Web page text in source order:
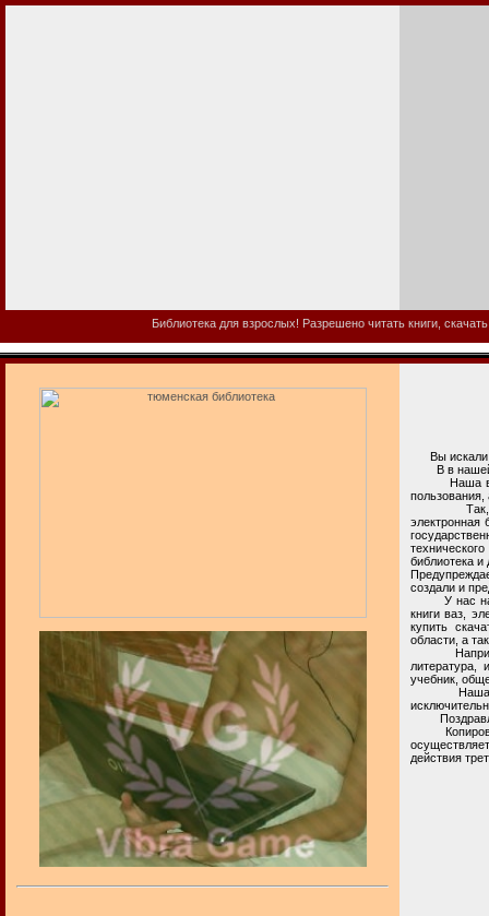
Библиотека для взрослых! Разрешено читать книги,
Вы искали
В в нашей
Наша
Так, в
электронная
библиотека и
создали и
У нас на
книги ваз,
купить
области, а
Например,
литература,
учебник,
Наша
действия